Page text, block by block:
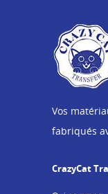
Vos
fabriqués
CrazyCat